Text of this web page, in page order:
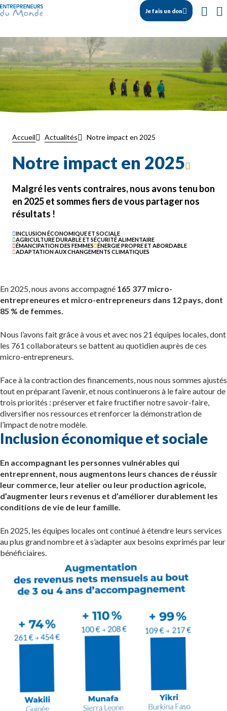
Je fais un don
Accueil Actualités Notre impact en 2025
Notre impact en 2025
Malgré les vents contraires, nous avons tenu bon
en 2025 et sommes fiers de vous partager nos
résultats !
INCLUSION ÉCONOMIQUE ET SOCIALE
AGRICULTURE DURABLE ET SÉCURITÉ ALIMENTAIRE
ÉMANCIPATION DES FEMMES
ÉNERGIE PROPRE ET ABORDABLE
ADAPTATION AUX CHANGEMENTS CLIMATIQUES
En 2025, nous avons accompagné 165 377 micro-
entrepreneures et micro-entrepreneurs dans 12 pays, dont
85 % de femmes.
Nous l’avons fait grâce à vous et avec nos 21 équipes locales, dont
les 761 collaborateurs se battent au quotidien auprès de ces
micro-entrepreneurs.
Face à la contraction des financements, nous nous sommes ajustés
tout en préparant l’avenir, et nous continuerons à le faire autour de
trois priorités : préserver et faire fructifier notre savoir-faire,
diversifier nos ressources et renforcer la démonstration de
l’impact de notre modèle.
Inclusion économique et sociale
En accompagnant les personnes vulnérables qui
entreprennent, nous augmentons leurs chances de réussir
leur commerce, leur atelier ou leur production agricole,
d’augmenter leurs revenus et d’améliorer durablement les
conditions de vie de leur famille.
En 2025, les équipes locales ont continué à étendre leurs services
au plus grand nombre et à s’adapter aux besoins exprimés par leur
bénéficiaires.